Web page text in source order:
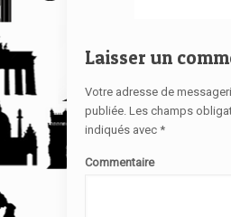
Laisser un
Votre adresse de
publiée. Les champs
indiqués avec *
Commentaire